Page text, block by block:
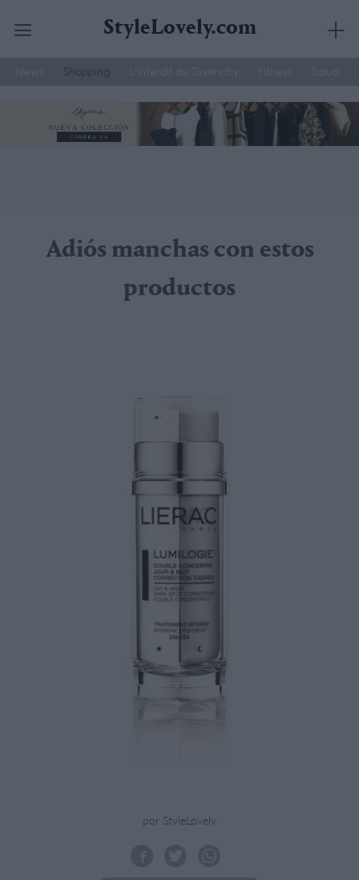
contenido
StyleLovely.com
Shopping
Belleza Hombre
Adiós manchas con estos
productos
por StyleLovely